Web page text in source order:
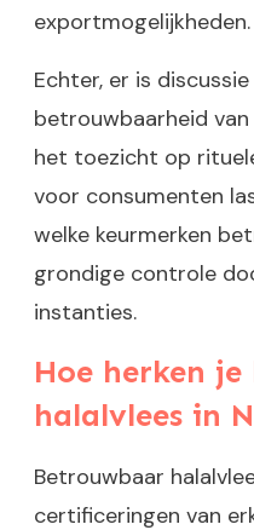
exportmogelijkheden.
Echter, er is
betrouwbaarheid
het toezicht op
voor consumenten
welke keurmerken
grondige controle
instanties.
Hoe herken
halalvlees in
Betrouwbaar
certificeringen van